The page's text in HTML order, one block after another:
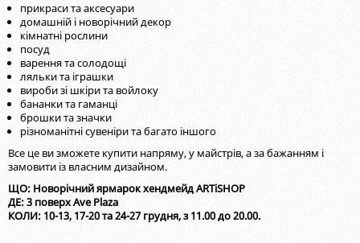
прикраси та аксесуари
домашній і новорічний декор
кімнатні рослини
посуд
варення та солодощі
ляльки та іграшки
вироби зі шкіри та войлоку
бананки та гаманці
брошки та значки
різноманітні сувеніри та багато іншого
Все це ви зможете купити напряму, у майстрів, а за бажанням і
замовити із власним дизайном.
ЩО: Новорічний ярмарок хендмейд ARTiSHOP⠀
ДЕ: 3 поверх Ave Plaza
КОЛИ: 10-13, 17-20 та 24-27 грудня, з 11.00 до 20.00.